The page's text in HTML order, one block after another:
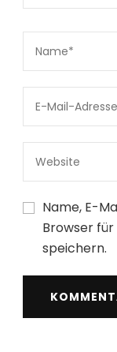
Name, E-
Browser
speichern.